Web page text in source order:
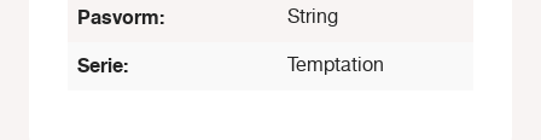
Pasvorm: String
Serie: Temptation